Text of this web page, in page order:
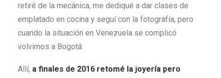
retiré de la mecánica, me dediqué a dar clases de
emplatado en cocina y seguí con la fotografía, pero
cuando la situación en Venezuela se complicó
volvimos a Bogotá.
Allí, a finales de 2016 retomé la joyería pero